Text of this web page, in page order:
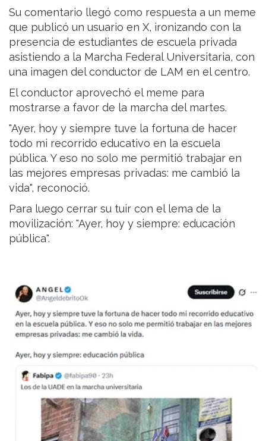
Su comentario llegó como respuesta a un meme
que publicó un usuario en X, ironizando con la
presencia de estudiantes de escuela privada
asistiendo a la Marcha Federal Universitaria, con
una imagen del conductor de LAM en el centro.
El conductor aprovechó el meme para
mostrarse a favor de la marcha del martes.
"Ayer, hoy y siempre tuve la fortuna de hacer
todo mi recorrido educativo en la escuela
pública. Y eso no solo me permitió trabajar en
las mejores empresas privadas: me cambió la
vida", reconoció.
Para luego cerrar su tuir con el lema de la
movilización: "Ayer, hoy y siempre: educación
pública".